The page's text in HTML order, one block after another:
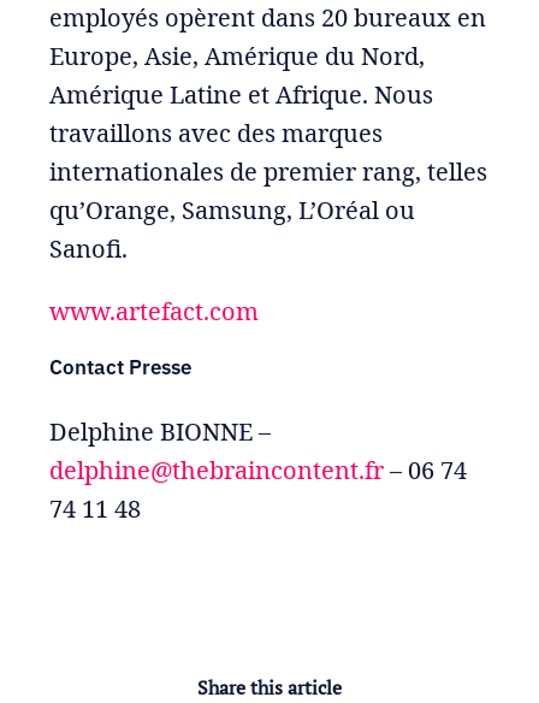
employés opèrent dans 20 bureaux en
Europe, Asie, Amérique du Nord,
Amérique Latine et Afrique. Nous
travaillons avec des marques
internationales de premier rang, telles
qu’Orange, Samsung, L’Oréal ou
Sanofi.
www.artefact.com
Contact Presse
Delphine BIONNE –
delphine@thebraincontent.fr– 06 74
74 11 48
Share this article